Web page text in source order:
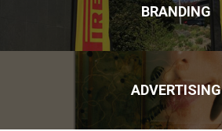
BRANDING
ADVERTISING